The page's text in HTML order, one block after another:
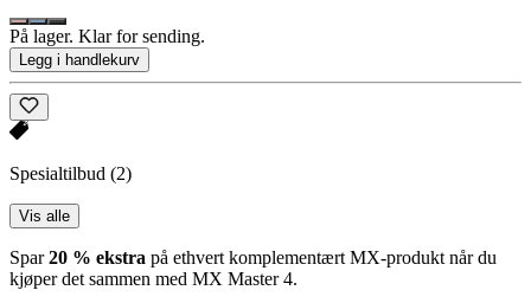
På lager. Klar for sending.
Legg i handlekurv
Spesialtilbud (2)
Vis alle
Spar20 % ekstra på ethvert komplementært MX-produkt når du
kjøper det sammen med MX Master 4.